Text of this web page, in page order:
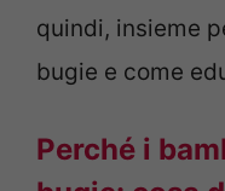
quindi, insieme
bugie e come
Perché i